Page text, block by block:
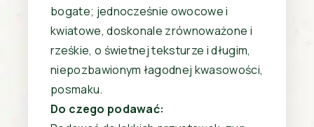
bogate; jednocześnie owocowe i
kwiatowe, doskonale zrównoważone i
rześkie, o świetnej teksturze i długim,
niepozbawionym łagodnej kwasowości,
posmaku.
Do czego podawać: